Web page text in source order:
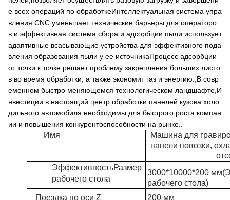
е всех операций по обработкеИнтеллектуальная система упра
вления CNC уменьшает технические барьеры для операторо
в,и эффективная система сбора и адсорбции пыли использует
адаптивные всасывающие устройства для эффективного пода
вления образования пыли у ее источникаПроцесс адсорбции
от точки к точке решает проблему закрепления больших листо
в во время обработки, а также экономит газ и энергию.,В совр
еменном быстро меняющемся технологическом ландшафте,И
нвестиции в настоящий центр обработки панелей кузова холо
дильного автомобиля необходимы для быстрого роста компан
ии и повышения конкурентоспособности на рынке..
Имя
Машина для
панели повозки,
ЭффективностьРазмер
рабочего стола
3000*10000*200 мм(
рабочего стола)
Поездка по оси Z
200 мм